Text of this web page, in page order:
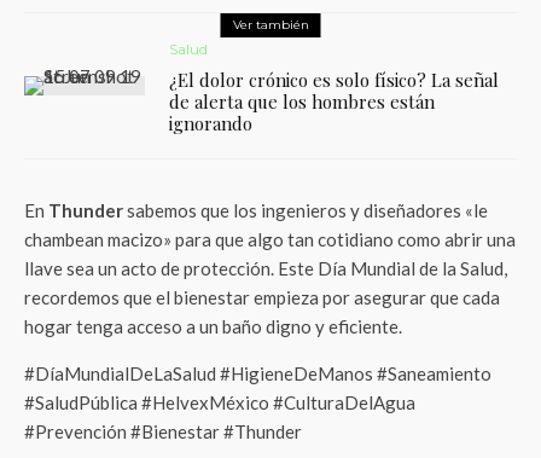
Ver también
Salud
¿El dolor crónico es solo físico? La señal
de alerta que los hombres están
ignorando
En Thundersabemos que los ingenieros y diseñadores «le
chambean macizo» para que algo tan cotidiano como abrir una
llave sea un acto de protección. Este Día Mundial de la Salud,
recordemos que el bienestar empieza por asegurar que cada
hogar tenga acceso a un baño digno y eficiente.
#DíaMundialDeLaSalud #HigieneDeManos #Saneamiento
#SaludPública #HelvexMéxico #CulturaDelAgua
#Prevención #Bienestar #Thunder